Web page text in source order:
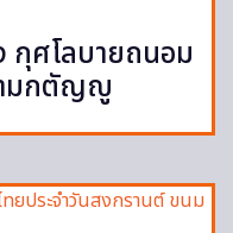
กุศโลบายถนอม
ามกตัญญู